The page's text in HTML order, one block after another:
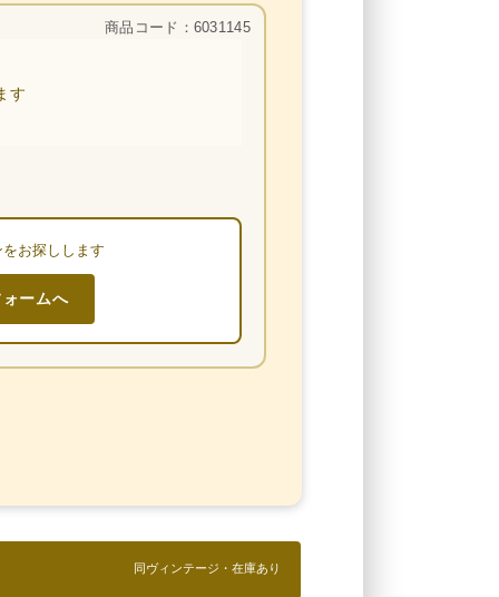
商品コード：6031145
す
お探しします
ームへ
同ヴィンテージ・在庫あり